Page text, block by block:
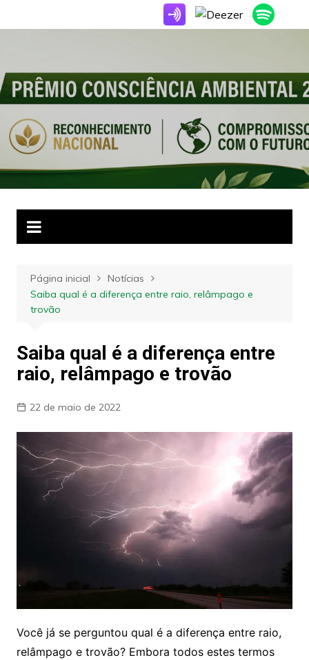
para
Página inicial
Notícias
Saiba qual é a diferença entre raio, relâmpago e
trovão
Saiba qual é a diferença entre
raio, relâmpago e trovão
22 de maio de 2022
Você já se perguntou qual é a diferença entre raio,
relâmpago e trovão? Embora todos estes termos